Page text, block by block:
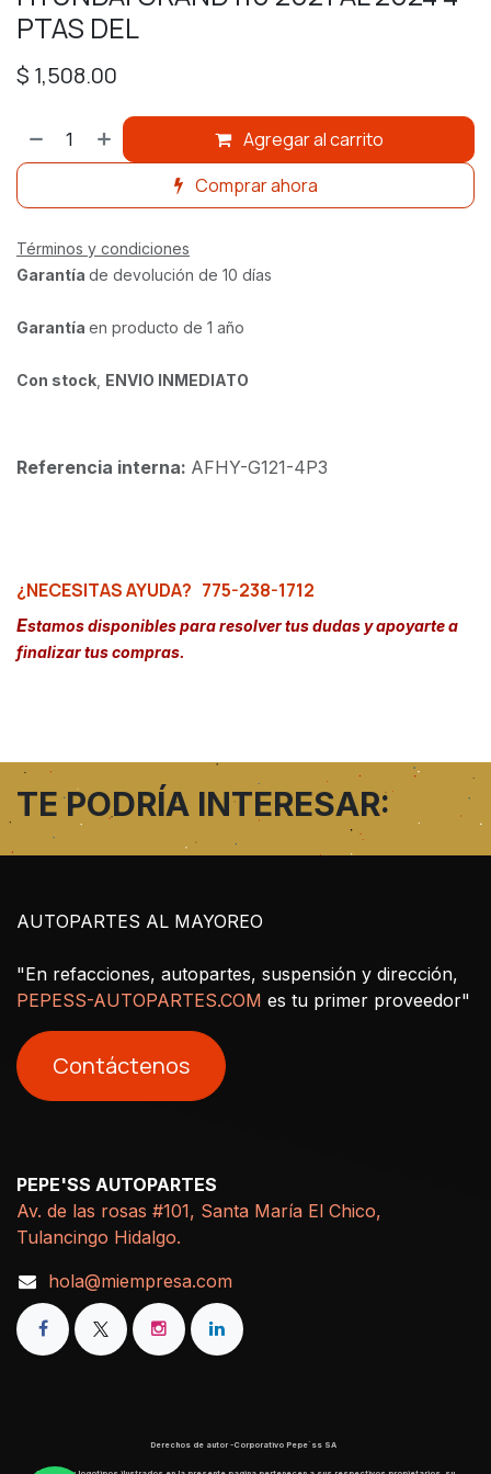
PTAS DEL
$ 1,508.00
Agregar al carrito
Comprar ahora
Términos y condiciones
Garantía de devolución de 10 días
Garantía en producto de 1 año
Con stock ENVIO INMEDIATO
Referencia interna: AFHY-G121-4P3
¿NECESITAS AYUDA? 775-238-1712
Estamos disponibles para resolver tus dudas y apoyarte a
finalizar tus compras.
TE PODRÍA INTERESAR:
AUTOPARTES AL MAYOREO
"En refacciones, autopartes, suspensión y dirección,
PEPESS-AUTOPARTES.COM es tu primer proveedor"
Contáctenos
PEPE'SS AUTOPARTES
Av. de las rosas #101, Santa María El Chico,
Tulancingo Hidalgo.
hola@miempresa.com
Derechos de autor -Corporativo Pepe´ss SA